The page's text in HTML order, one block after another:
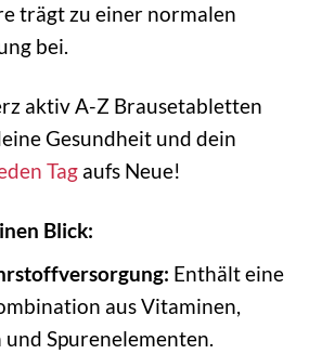
trägt zu einer normalen
bei.
aktiv A-Z Brausetabletten
Gesundheit und dein
Tag aufs Neue!
Blick:
Enthält eine
aus Vitaminen,
Spurenelementen.